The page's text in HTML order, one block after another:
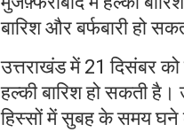
बारिश और बर्फबारी हो
उत्तराखंड में 21 दिसंबर
हल्की बारिश हो सकती
हिस्सों में सुबह के समय घने